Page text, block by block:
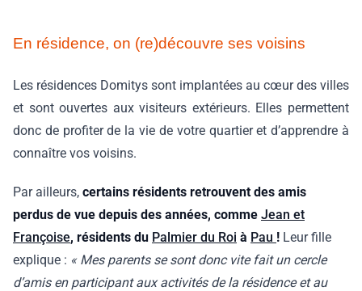
En résidence, on (re)découvre ses voisins
Les résidences Domitys sont implantées au cœur des villes
et sont ouvertes aux visiteurs extérieurs. Elles permettent
donc de profiter de la vie de votre quartier et d’apprendre à
connaître vos voisins.
Par ailleurs, certains résidents retrouvent des amis
perdus de vue depuis des années, comme Jean et
Françoise, résidents du Palmier du Roi à Pau ! Leur fille
explique : « Mes parents se sont donc vite fait un cercle
d’amis en participant aux activités de la résidence et au